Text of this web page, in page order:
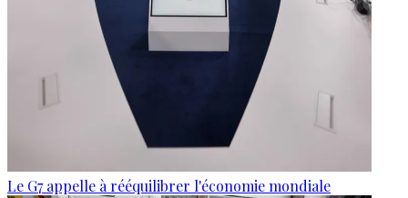
Le G7 appelle à rééquilibrer l'économie mondiale